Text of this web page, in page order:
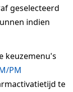
geselecteerd
indien
keuzemenu's
PM
te